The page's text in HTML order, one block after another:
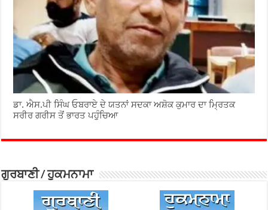
ਡਾ. ਐਸ.ਪੀ ਸਿੰਘ ਓਬਰਾਏ ਦੇ ਯਤਨਾਂ ਸਦਕਾ ਅਸ਼ੋਕ ਕੁਮਾਰ ਦਾ ਮ੍ਰਿਤਕ
ਸਰੀਰ ਗਰੀਸ ਤੋਂ ਭਾਰਤ ਪਹੁੰਚਿਆ
ਗੁਰਬਾਣੀ / ਹੁਕਮਨਾਮਾ